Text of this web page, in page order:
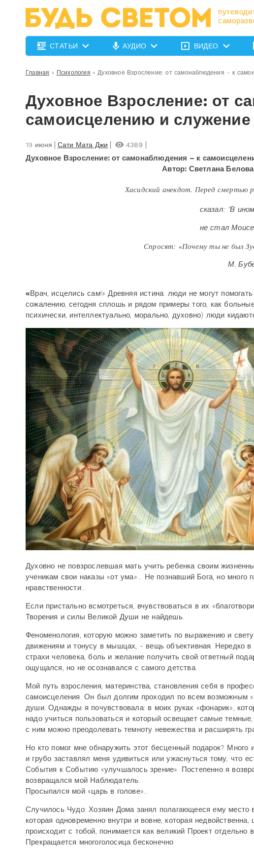
СТАТЬИ АУДИО ВИДЕО
Главная » Психология » Духовное Взросление: от самонаблюдения – к
Духовное Взросление: от
самоисцелению и служение
19 июня Сати Мата Джи 4389
Духовное Взросление:от самонаблюдения – к
Автор: Светлана
Хасидский анекдот. Перед смертью
сказал: "В ином мире меня не
не стал
Спросят: «Почему ты не был
М.
«Врач, исцелись сам!» Древняя истина: люди не могут
сожалению, сегодня сплошь и рядом примеры того, как
психически, интеллектуально, морально, духовно) люди
Духовно не повзрослевшая мать учить ребенка своим
ученикам свои наказы «от ума»... Не познавший Бога, но много
нравственности...
Если пристально всмотреться, вчувствоваться в их
Творения и силы Великой Души не найдешь.
Феноменология, которую можно заметить по выражению и
движениям и тонусу в мышцах, - вещь объективная. Нередко в
страхи человека, боль и желание получить свой ответный
ощущался, но не осознавался с самого детства.
Мой путь взросления, материнства, становления себя в
самоисцеления. Он был долгим проходил по всем возможным
души. Однажды я почувствовала: в моих руках «фонарик»,
надо учиться пользоваться и который освещает самые
с ним можно преодолевать темноту невежества и расширять
Но кто помог мне обнаружить этот бесценный подарок?
и грубо заставлял меня удивиться или ужаснуться тому, что
События к Событию «улучшалось зрение». Постепенно я
возвращался мой Наблюдатель.
Просыпался мой «царь в голове»...
Случилось Чудо: Хозяин Дома занял полагающееся ему
которая одновременно внутри и вовне, которая
происходит с тобой, понимается как великий Проект
Прекращается многоголосица бесконечно